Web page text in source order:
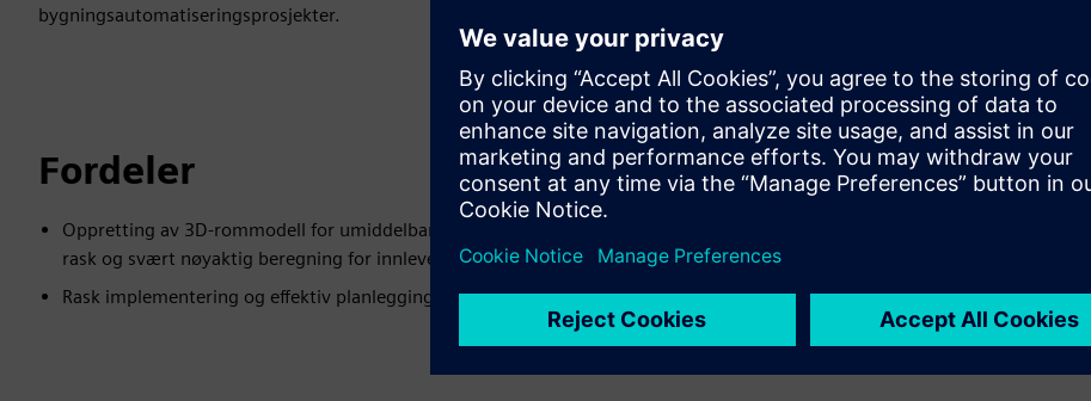
bygningsautomatiseringsprosjekter.
Fordeler
Oppretting av 3D-rommodell for umiddelbar bruk av FireBIM av kunden
rask og svært nøyaktig beregning for innleveringer og anbud fra databasen
Rask implementering og effektiv planlegging av BIM-krav fra prosjekter